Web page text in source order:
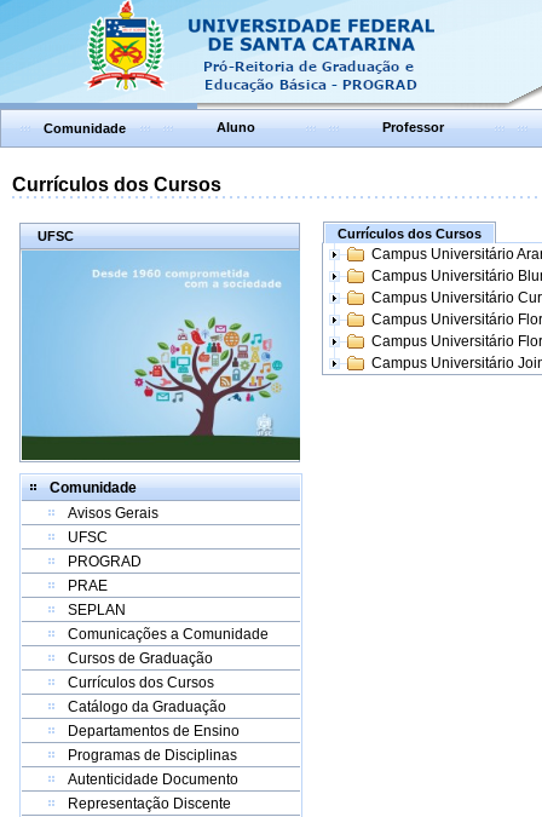
Comunidade Aluno Professor
Currículos dos Cursos
UFSC
Comunidade
Avisos Gerais
UFSC
PROGRAD
PRAE
SEPLAN
Comunicações a Comunidade
Cursos de Graduação
Currículos dos Cursos
Catálogo da Graduação
Departamentos de Ensino
Programas de Disciplinas
Autenticidade Documento
Representação Discente
Currículos dos Cursos
Campus Universitário
Campus Universitário
Campus Universitário
Campus Universitário
Campus Universitário
Campus Universitário